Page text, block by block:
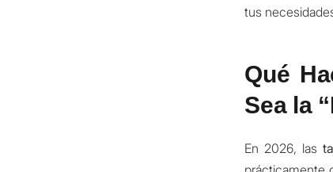
tus
Qué
Sea la
En 2026, las